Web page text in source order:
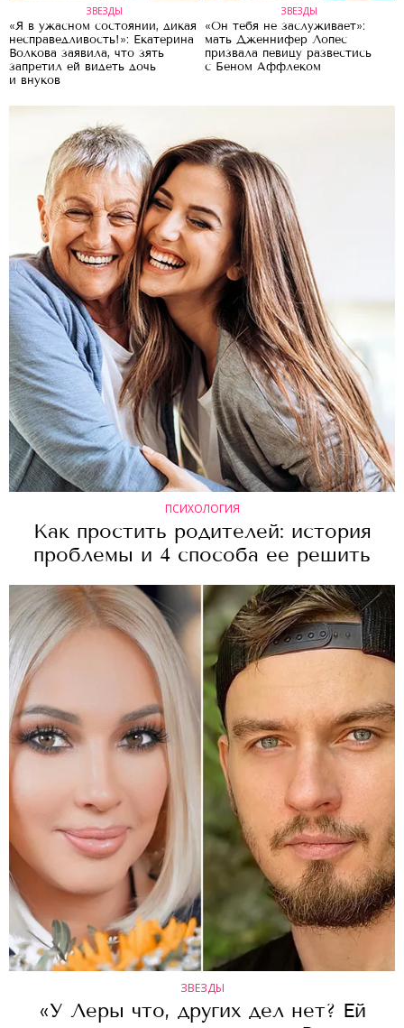
ЗВЕЗДЫ
«Я в ужасном состоянии, дикая
несправедливость!»: Екатерина
Волкова заявила, что зять
запретил ей видеть дочь
и внуков
ЗВЕЗДЫ
«Он тебя не заслуживает»:
мать Дженнифер Лопес
призвала певицу развестись
с Беном Аффлеком
ПСИХОЛОГИЯ
Как простить родителей: история
проблемы и 4 способа ее решить
ЗВЕЗДЫ
«У Леры что, других дел нет? Ей